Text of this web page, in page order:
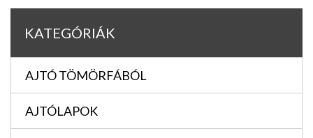
KATEGÓRIÁK
AJTÓ TÖMÖRFÁBÓL
AJTÓLAPOK